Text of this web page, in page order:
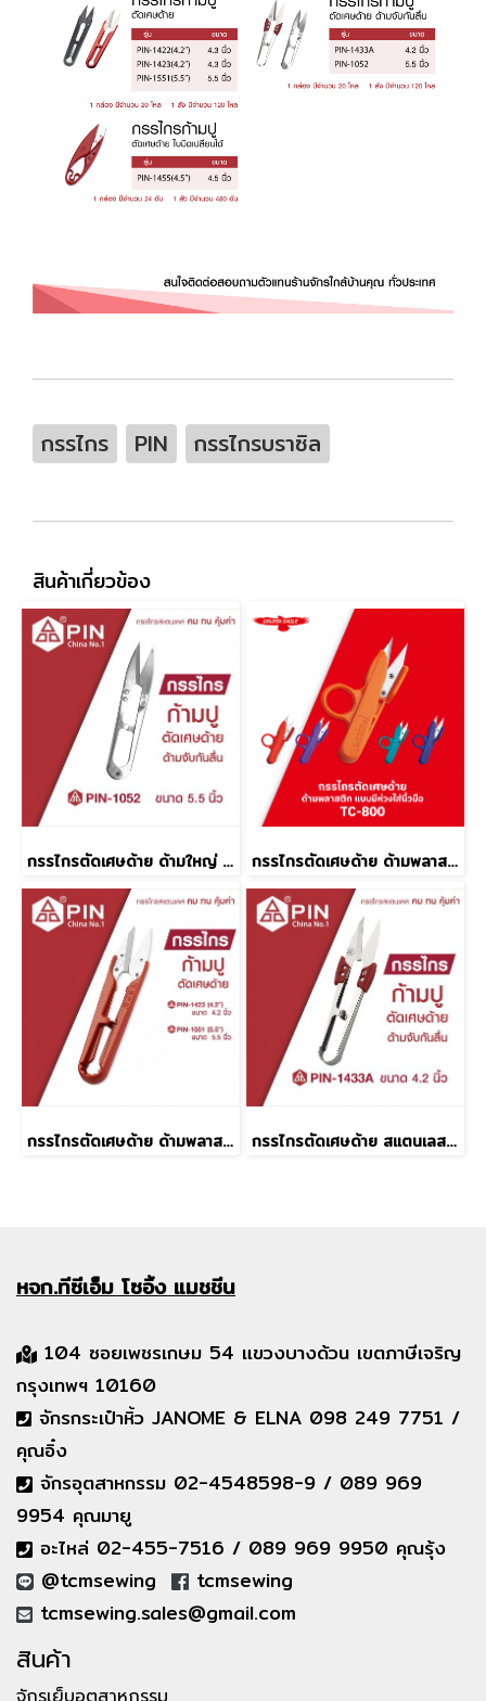
กรรไกร PIN กรรไกรบราซิล
สินค้าเกี่ยวข้อง
กรรไกรตัดเศษด้าย ด้ามใหญ่ สแตนเลส กรรไกรตัดเศษด้าย ด้ามพลาสติกแบบมีห่วงใส่นิ้วมือ ตรานก TC-800
กรรไกรตัดเศษด้าย ด้ามพลาสติก สีแดง กรรไกรตัดเศษด้าย สแตนเลสมีด้ามจับกันลื่น
หจก.ทีซีเอ็ม โซอิ้ง แมชชีน
104 ซอยเพชรเกษม 54 แขวงบางด้วน เขตภาษีเจริญ
กรุงเทพฯ 10160
จักรกระเป๋าหิ้ว JANOME & ELNA 098 249 7751 /
คุณอิ๋ง
จักรอุตสาหกรรม 02-4548598-9 / 089 969
9954 คุณมายู
อะไหล่ 02-455-7516 / 089 969 9950 คุณรุ้ง
@tcmsewing
tcmsewing
tcmsewing.sales@gmail.com
สินค้า